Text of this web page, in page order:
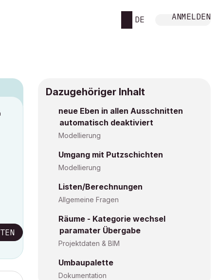
DE ANMELDEN
Dazugehöriger Inhalt
neue Eben in allen Ausschnitten
automatisch deaktiviert
Modellierung
Umgang mit Putzschichten
Modellierung
Listen/Berechnungen
Allgemeine Fragen
Räume - Kategorie wechsel
paramater Übergabe
Projektdaten & BIM
Umbaupalette
Dokumentation